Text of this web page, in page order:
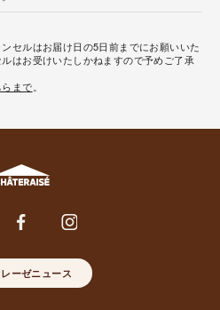
セルはお届け日の5日前までにお願いいた
はお受けいたしかねますので予めご了承
らまで
ーゼニュース